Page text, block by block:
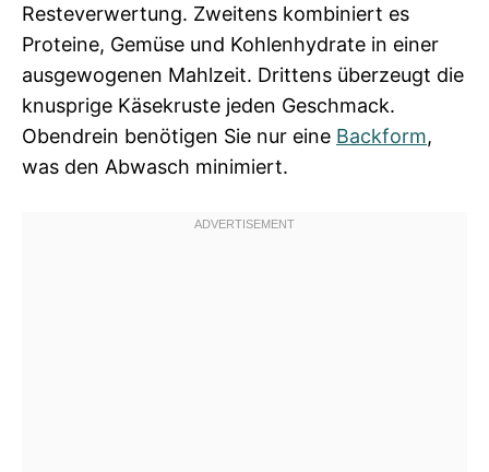
Resteverwertung. Zweitens kombiniert es
Proteine, Gemüse und Kohlenhydrate in einer
ausgewogenen Mahlzeit. Drittens überzeugt die
knusprige Käsekruste jeden Geschmack.
Obendrein benötigen Sie nur eine Backform,
was den Abwasch minimiert.